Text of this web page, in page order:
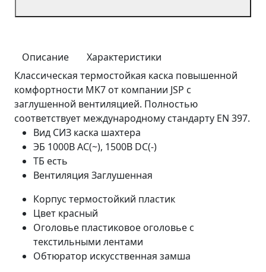
Описание
Характеристики
Классическая термостойкая каска повышенной
комфортности MK7 от компании JSP с
заглушенной вентиляцией. Полностью
соответствует международному стандарту EN 397.
Вид СИЗ каска шахтера
ЭБ 1000В AC(~), 1500В DC(-)
ТБ есть
Вентиляция Заглушенная
Корпус термостойкий пластик
Цвет красный
Оголовье пластиковое оголовье с
текстильными лентами
Обтюратор искусственная замша